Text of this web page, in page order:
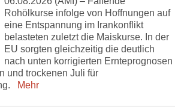
Rohölkurse infolge von Hoffnungen auf
eine Entspannung im Irankonflikt
belasteten zuletzt die Maiskurse. In der
EU sorgten gleichzeitig die deutlich
nach unten korrigierten Ernteprognosen
und trockenen Juli für
Mehr